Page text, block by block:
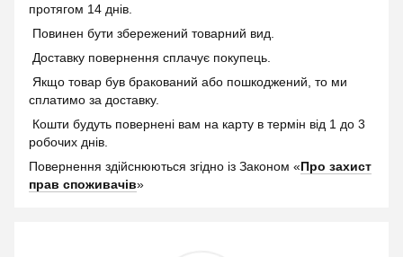
протягом 14 днів.
Повинен бути збережений товарний вид.
Доставку повернення сплачує покупець.
Якщо товар був бракований або пошкоджений, то ми
сплатимо за доставку.
Кошти будуть повернені вам на карту в термін від 1 до 3
робочих днів.
Повернення здійснюються згідно із Законом «Про захист
прав споживачів»